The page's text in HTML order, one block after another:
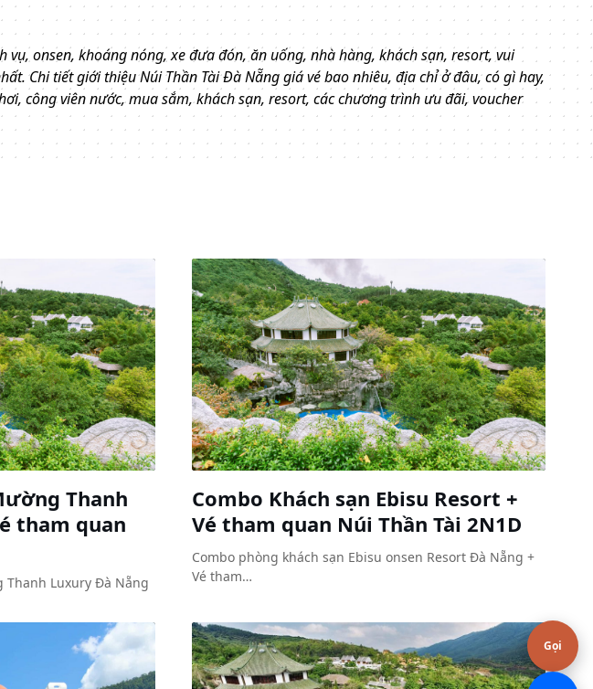
onsen, khoáng nóng, xe đưa đón, ăn uống, nhà hàng, khách sạn, resort, vui
Chi tiết giới thiệu Núi Thần Tài Đà Nẵng giá vé bao nhiêu, địa chỉ ở đâu, có gì hay,
công viên nước, mua sắm, khách sạn, resort, các chương trình ưu đãi, voucher
Thanh
tham quan
Thanh Luxury Đà Nẵng
Combo Khách sạn Ebisu Resort +
Vé tham quan Núi Thần Tài 2N1D
Combo phòng khách sạn Ebisu onsen Resort Đà Nẵng +
Vé tham…
Gọi